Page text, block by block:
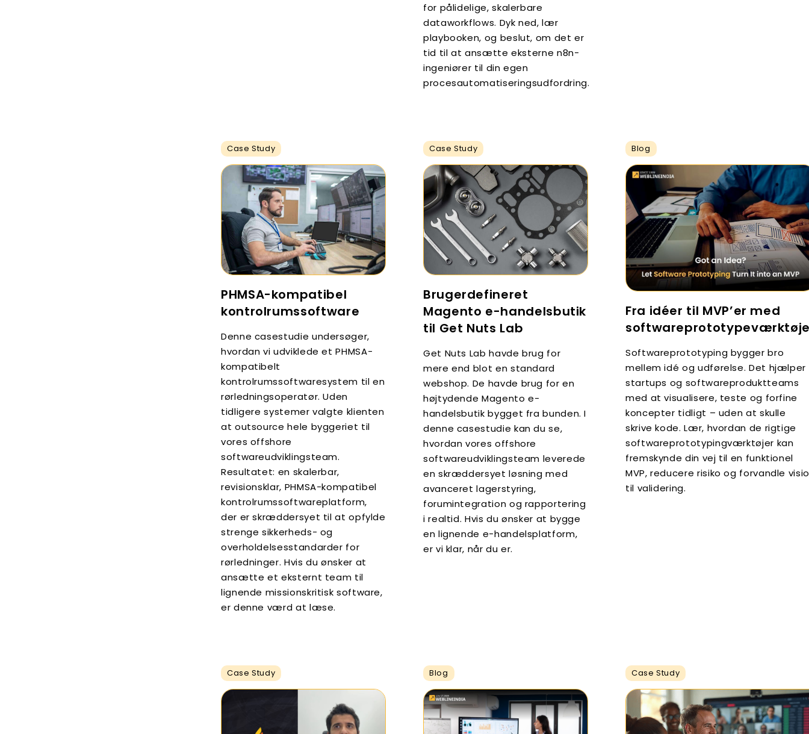
for pålidelige, skalerbare
dataworkflows. Dyk ned, lær
playbooken, og beslut, om det er
tid til at ansætte eksterne n8n-
ingeniører til din egen
procesautomatiseringsudfordring.
Case Study
PHMSA-kompatibel
kontrolrumssoftware
Denne casestudie undersøger,
hvordan vi udviklede et PHMSA-
kompatibelt
kontrolrumssoftwaresystem til en
rørledningsoperatør. Uden
tidligere systemer valgte klienten
at outsource hele byggeriet til
vores offshore
softwareudviklingsteam.
Resultatet: en skalerbar,
revisionsklar, PHMSA-kompatibel
kontrolrumssoftwareplatform,
der er skræddersyet til at opfylde
strenge sikkerheds- og
overholdelsesstandarder for
rørledninger. Hvis du ønsker at
ansætte et eksternt team til
lignende missionskritisk software,
er denne værd at læse.
Case Study
Brugerdefineret
Magento e-handelsbutik
til Get Nuts Lab
Get Nuts Lab havde brug for
mere end blot en standard
webshop. De havde brug for en
højtydende Magento e-
handelsbutik bygget fra bunden. I
denne casestudie kan du se,
hvordan vores offshore
softwareudviklingsteam leverede
en skræddersyet løsning med
avanceret lagerstyring,
forumintegration og rapportering
i realtid. Hvis du ønsker at bygge
en lignende e-handelsplatform,
er vi klar, når du er.
Blog
Fra idéer til MVP’er med
Softwareprototyping bygger bro
mellem idé og udførelse. Det hjælper
startups og softwareproduktteams
med at visualisere, teste og forfine
koncepter tidligt – uden at skulle
skrive kode. Lær, hvordan de rigtige
softwareprototypingværktøjer kan
fremskynde din vej til en funktionel
MVP, reducere risiko og forvandle
til validering.
Case Study Blog Case Study